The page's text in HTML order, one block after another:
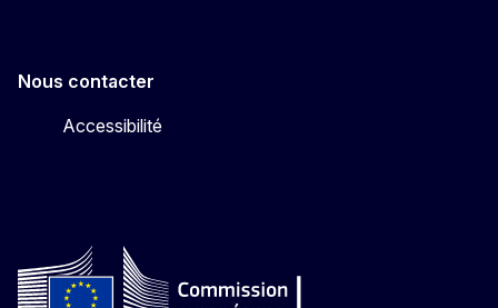
Nous contacter
Accessibilité